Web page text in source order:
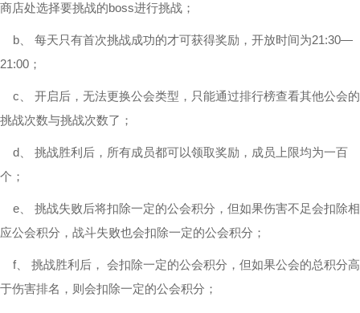
商店处选择要挑战的boss进行挑战；
b、 每天只有首次挑战成功的才可获得奖励，开放时间为21:30—
21:00；
c、 开启后，无法更换公会类型，只能通过排行榜查看其他公会的
挑战次数与挑战次数了；
d、 挑战胜利后，所有成员都可以领取奖励，成员上限均为一百
个；
e、 挑战失败后将扣除一定的公会积分，但如果伤害不足会扣除相
应公会积分，战斗失败也会扣除一定的公会积分；
f、 挑战胜利后， 会扣除一定的公会积分，但如果公会的总积分高
于伤害排名，则会扣除一定的公会积分；